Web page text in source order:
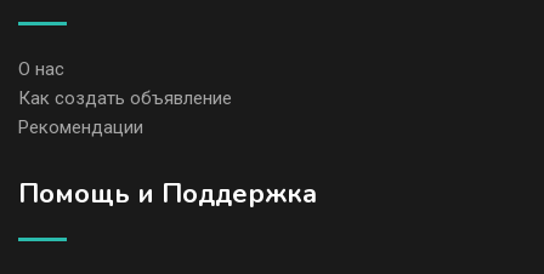
О нас
Как создать объявление
Рекомендации
Помощь и Поддержка